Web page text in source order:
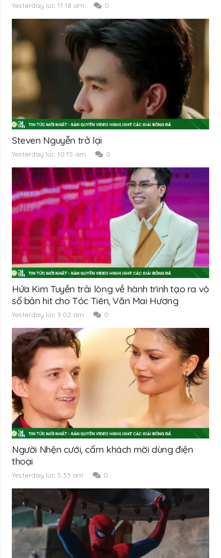
Yesterday lúc 11:18 am 0
Steven Nguyễn trở lại
Yesterday lúc 10:15 am 0
Hứa Kim Tuyền trải lòng về hành trình tạo ra vô
số bản hit cho Tóc Tiên, Văn Mai Hương
Yesterday lúc 9:02 am 0
Người Nhện cưới, cấm khách mời dùng điện
thoại
Yesterday lúc 5:33 am 0